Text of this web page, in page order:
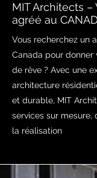
MIT Architects
agréé au
Vous recherchez un
Canada pour donner
de rêve ? Avec une
architecture
et durable, MIT
services sur mesure,
la réalisation